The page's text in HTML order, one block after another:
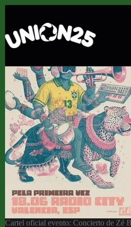
Concierto de Zé Bigode
Cartel oficial evento: Concierto de Zé